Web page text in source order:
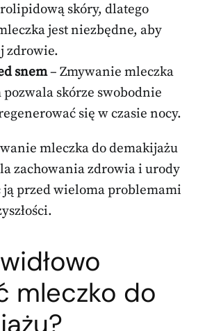
skóry, dlatego
jest niezbędne, aby
zdrowie.
snem– Zmywanie mleczka
skórze swobodnie
się w czasie nocy.
mleczka do demakijażu
zachowania zdrowia i urody
ją przed wieloma problemami
mleczko do